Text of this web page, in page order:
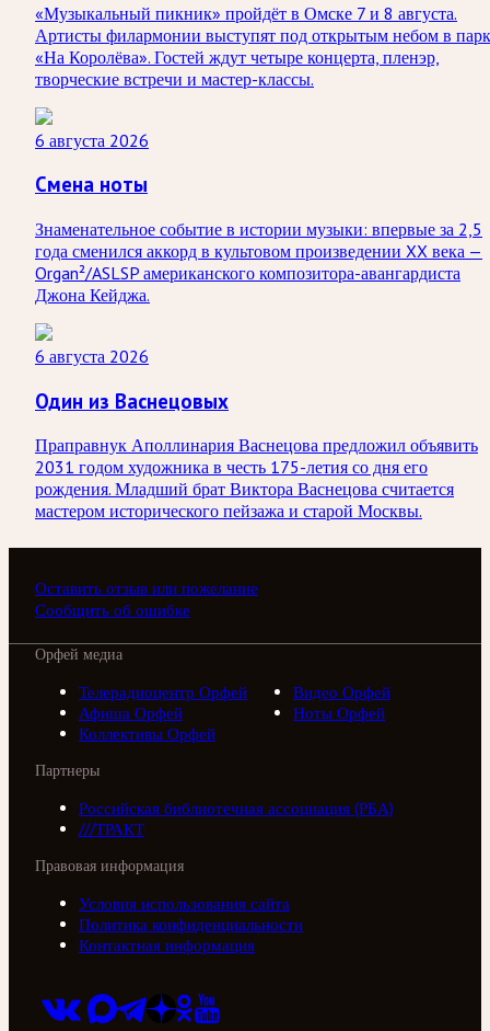
«Музыкальный пикник» пройдёт в Омске 7 и 8 августа.
Артисты филармонии выступят под открытым небом в
«На Королёва». Гостей ждут четыре концерта, пленэр,
творческие встречи и мастер-классы.
6 августа 2026
Смена ноты
Знаменательное событие в истории музыки: впервые за 2,5
года сменился аккорд в культовом произведении XX века —
Organ²/ASLSP американского композитора-авангардиста
Джона Кейджа.
6 августа 2026
Один из Васнецовых
Праправнук Аполлинария Васнецова предложил объявить
2031 годом художника в честь 175-летия со дня его
рождения. Младший брат Виктора Васнецова считается
мастером исторического пейзажа и старой Москвы.
Оставить отзыв или пожелание
Сообщить об ошибке
Орфей медиа
Телерадиоцентр Орфей
Видео Орфей
Афиша Орфей
Ноты Орфей
Коллективы Орфей
Партнеры
Российская библиотечная ассоциация (РБА)
///ТРАКТ
Правовая информация
Условия использования сайта
Политика конфиденциальности
Контактная информация